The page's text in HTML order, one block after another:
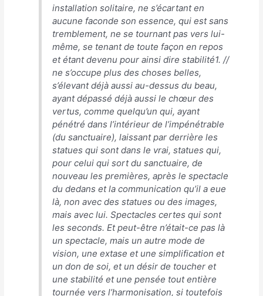
installation solitaire, ne s’écartant en
aucune faconde son essence, qui est sans
tremblement, ne se tournant pas vers lui-
même, se tenant de toute façon en repos
et étant devenu pour ainsi dire stabilité1. //
ne s’occupe plus des choses belles,
s’élevant déjà aussi au-dessus du beau,
ayant dépassé déjà aussi le chœur des
vertus, comme quelqu’un qui, ayant
pénétré dans l’intérieur de l’impénétrable
(du sanctuaire), laissant par derrière les
statues qui sont dans le vrai, statues qui,
pour celui qui sort du sanctuaire, de
nouveau les premières, après le spectacle
du dedans et la communication qu’il a eue
là, non avec des statues ou des images,
mais avec lui. Spectacles certes qui sont
les seconds. Et peut-être n’était-ce pas là
un spectacle, mais un autre mode de
vision, une extase et une simplification et
un don de soi, et un désir de toucher et
une stabilité et une pensée tout entière
tournée vers l’harmonisation, si toutefois